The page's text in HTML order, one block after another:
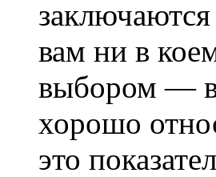
вам ни в
выбором —
хорошо
это